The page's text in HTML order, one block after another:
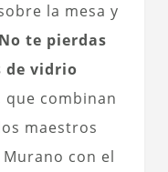
la mesa y
No te pierdas
de vidrio
que combinan
maestros
con el